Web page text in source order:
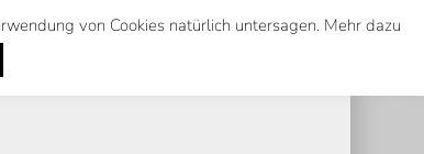
Suche
Search
von Cookies natürlich untersagen. Mehr dazu